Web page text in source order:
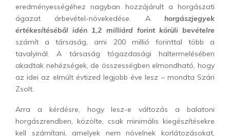
eredményességéhez nagyban hozzájárult a horgászati
ágazat árbevétel-növekedése. A horgászjegyek
értékesítéséből idén 1,2 milliárd forint körüli bevételre
számít a társaság, ami 200 millió forinttal több a
tavalyinál. A társaság tógazdasági haltermelésében
akadtak nehézségek, de összességben elmondható, hogy
az idei az elmúlt évtized legjobb éve lesz – mondta Szári
Zsolt.
Arra a kérdésre, hogy lesz-e változás a balatoni
horgászrendben, közölte, csak minimális kiegészítésekre
kell számítani, amelyek nem növelnek korlátozásokat,